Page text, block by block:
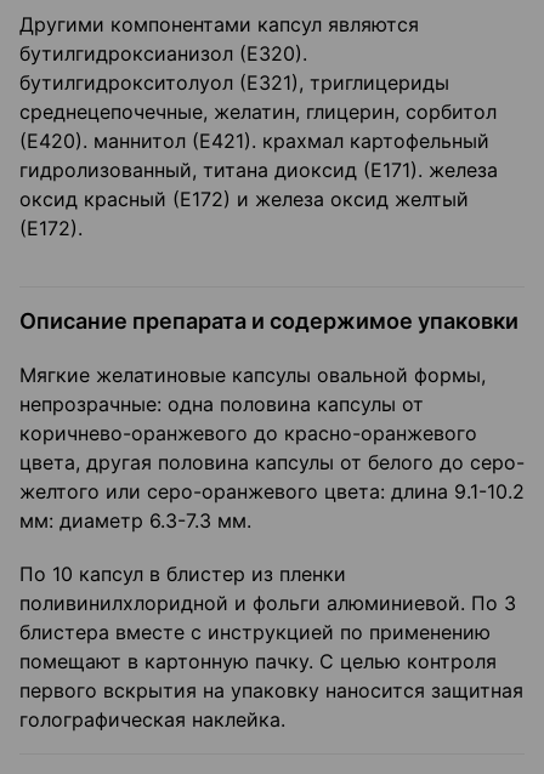
Другими компонентами капсул являются
бутилгидроксианизол (Е320).
бутилгидрокситолуол (Е321), триглицериды
среднецепочечные, желатин, глицерин, сорбитол
(Е420). маннитол (Е421). крахмал картофельный
гидролизованный, титана диоксид (Е171). железа
оксид красный (Е172) и железа оксид желтый
(Е172).
Описание препарата и содержимое упаковки
Мягкие желатиновые капсулы овальной формы,
непрозрачные: одна половина капсулы от
коричнево-оранжевого до красно-оранжевого
цвета, другая половина капсулы от белого до серо-
желтого или серо-оранжевого цвета: длина 9.1-10.2
мм: диаметр 6.3-7.3 мм.
По 10 капсул в блистер из пленки
поливинилхлоридной и фольги алюминиевой. По 3
блистера вместе с инструкцией по применению
помещают в картонную пачку. С целью контроля
первого вскрытия на упаковку наносится защитная
голографическая наклейка.